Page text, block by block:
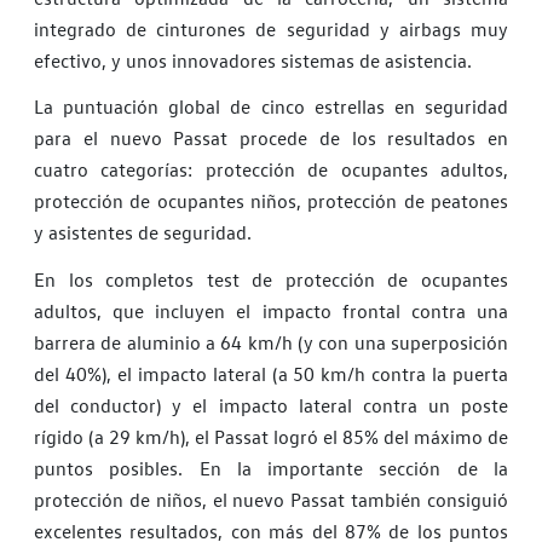
integrado de cinturones de seguridad y airbags muy
efectivo, y unos innovadores sistemas de asistencia.
La puntuación global de cinco estrellas en seguridad
para el nuevo Passat procede de los resultados en
cuatro categorías: protección de ocupantes adultos,
protección de ocupantes niños, protección de peatones
y asistentes de seguridad.
En los completos test de protección de ocupantes
adultos, que incluyen el impacto frontal contra una
barrera de aluminio a 64 km/h (y con una superposición
del 40%), el impacto lateral (a 50 km/h contra la puerta
del conductor) y el impacto lateral contra un poste
rígido (a 29 km/h), el Passat logró el 85% del máximo de
puntos posibles. En la importante sección de la
protección de niños, el nuevo Passat también consiguió
excelentes resultados, con más del 87% de los puntos